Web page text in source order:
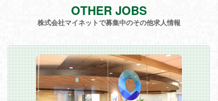
OTHER JOBS
株式会社マイネットで募集中のその他求人情報